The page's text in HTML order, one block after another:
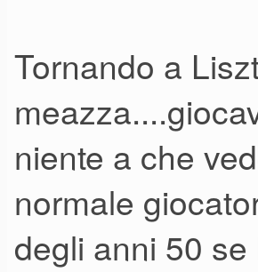
Tornando a
niente a che
normale
degli anni 50